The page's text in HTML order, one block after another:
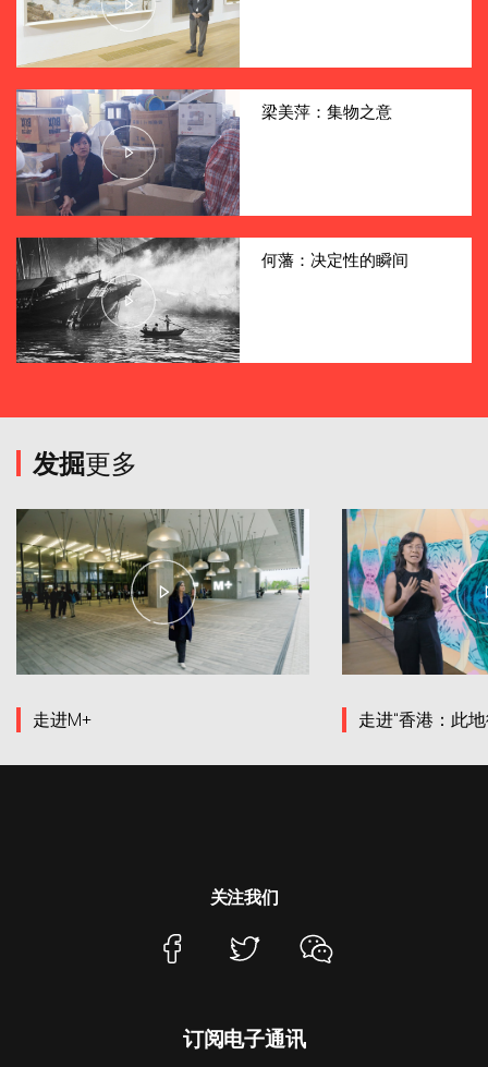
梁美萍：集物之意
何藩：决定性的瞬间
发掘更多
走进M+ 走进“香港：此
关注我们
订阅电子通讯